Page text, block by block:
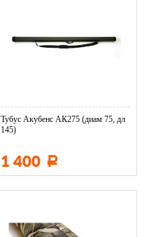
Тубус Акубенс АК275 (диам 75, дл
145)
1 400 Р